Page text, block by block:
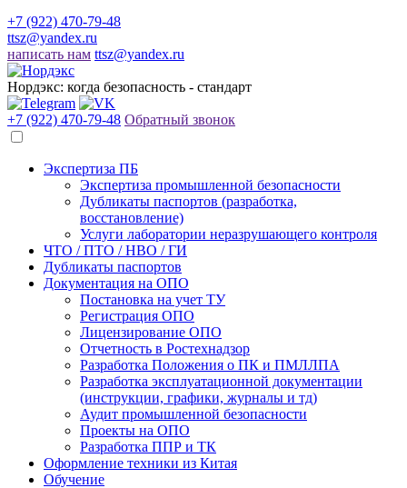
+7 (922) 470-79-48
ttsz@yandex.ru
написать нам ttsz@yandex.ru
Нордэкс: когда безопасность - стандарт
+7 (922) 470-79-48 Обратный звонок
Экспертиза ПБ
Экспертиза промышленной безопасности
Дубликаты паспортов (разработка,
восстановление)
Услуги лаборатории неразрушающего контроля
ЧТО / ПТО / НВО / ГИ
Дубликаты паспортов
Документация на ОПО
Постановка на учет ТУ
Регистрация ОПО
Лицензирование ОПО
Отчетность в Ростехнадзор
Разработка Положения о ПК и ПМЛЛПА
Разработка эксплуатационной документации
(инструкции, графики, журналы и тд)
Аудит промышленной безопасности
Проекты на ОПО
Разработка ППР и ТК
Оформление техники из Китая
Обучение